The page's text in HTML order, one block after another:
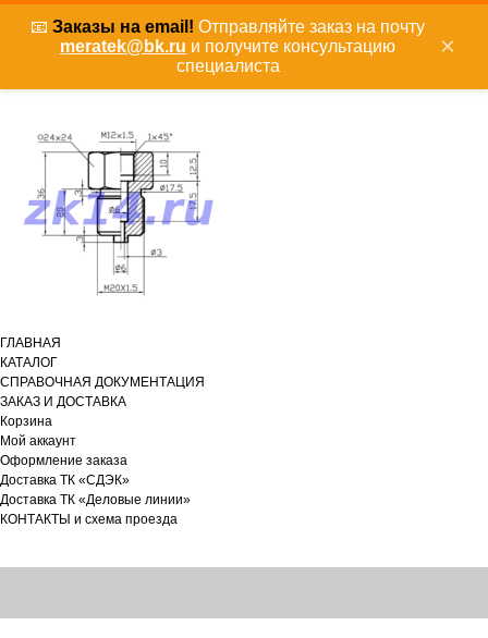
📧 Заказы на email! Отправляйте заказ на почту
meratek@bk.ru и получите консультацию
специалиста
×
ГЛАВНАЯ
КАТАЛОГ
СПРАВОЧНАЯ ДОКУМЕНТАЦИЯ
ЗАКАЗ И ДОСТАВКА
Корзина
Мой аккаунт
Оформление заказа
Доставка ТК «СДЭК»
Доставка ТК «Деловые линии»
КОНТАКТЫ и схема проезда